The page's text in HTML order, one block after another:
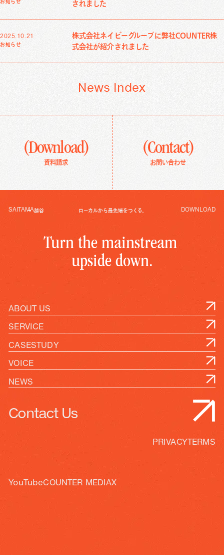
Contact Us
お知らせ
されました
2025.10.21
お知らせ
株式会社ネイビーグループに弊社COUNTER株
式会社が紹介されました
News Index
(Download)
資料請求
(Contact)
お問い合わせ
SAITAMA越谷 ローカルから最先端をつくる。 DOWNLOAD
Turn the mainstream
upside down.
ABOUT US
SERVICE
CASESTUDY
VOICE
NEWS
Contact Us
PRIVACY TERMS
YouTubeCOUNTER MEDIAX